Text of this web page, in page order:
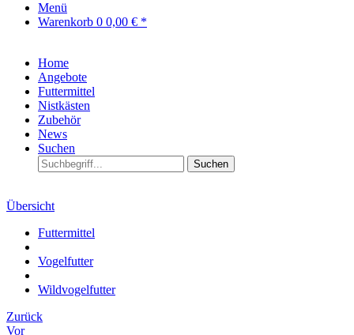
Menü
Warenkorb 0 0,00 € *
Home
Angebote
Futtermittel
Nistkästen
Zubehör
News
Suchen
Suchen
Übersicht
Futtermittel
Vogelfutter
Wildvogelfutter
Zurück
Vor